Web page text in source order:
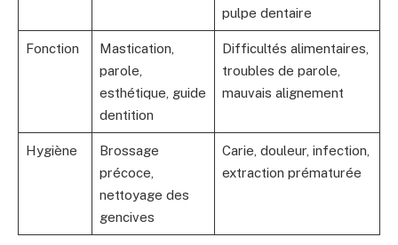
pulpe dentaire
Fonction
Mastication,
parole,
esthétique, guide
dentition
Difficultés alimentaires,
troubles de parole,
mauvais alignement
Hygiène
Brossage
précoce,
nettoyage des
gencives
Carie, douleur, infection,
extraction prématurée